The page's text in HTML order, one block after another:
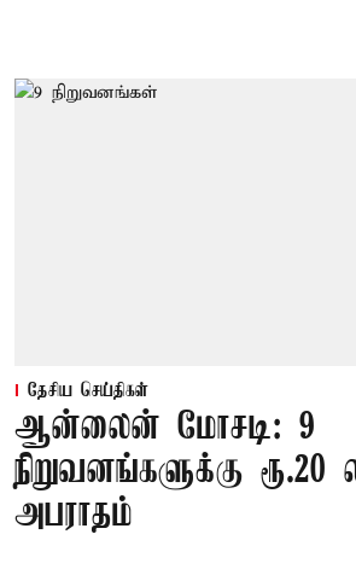
தேசிய செய்திகள்
ஆன்லைன் மோசடி: 9
நிறுவனங்களுக்கு ரூ.20
அபராதம்